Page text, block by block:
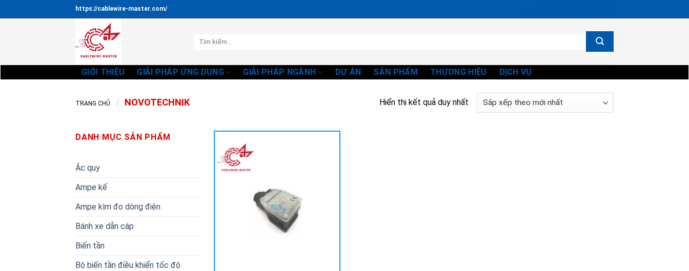
qua
https://cablewire-master.com/
GIỚI THIỆU GIẢI PHÁP ỨNG DỤNG GIẢI PHÁP NGÀNH DỰ ÁN SẢN PHẨM THƯƠNG HIỆU DỊCH VỤ
TRANG CHỦ / NOVOTECHNIK Hiển thị kết quả duy nhất
DANH MỤC SẢN PHẨM
Ắc quy
Ampe kế
Ampe kìm đo dòng điện
Bánh xe dẫn cáp
Biến tần
Bộ biến tần điều khiển tốc độ